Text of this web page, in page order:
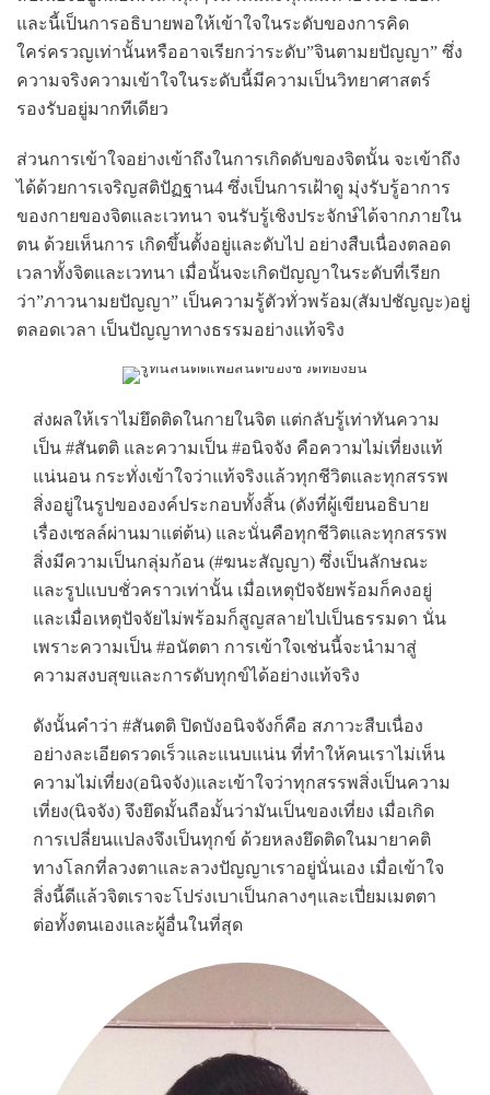
และนี้เป็นการอธิบายพอให้เข้าใจในระดับของการคิด
ใคร่ครวญเท่านั้นหรืออาจเรียกว่าระดับ”จินตามยปัญญา” ซึ่ง
ความจริงความเข้าใจในระดับนี้มีความเป็นวิทยาศาสตร์
รองรับอยู่มากทีเดียว
ส่วนการเข้าใจอย่างเข้าถึงในการเกิดดับของจิตนั้น จะเข้าถึง
ได้ด้วยการเจริญสติปัฏฐาน4 ซึ่งเป็นการเฝ้าดู มุ่งรับรู้อาการ
ของกายของจิตและเวทนา จนรับรู้เชิงประจักษ์ได้จากภายใน
ตน ด้วยเห็นการ เกิดขึ้นตั้งอยู่และดับไป อย่างสืบเนื่องตลอด
เวลาทั้งจิตและเวทนา เมื่อนั้นจะเกิดปัญญาในระดับที่เรียก
ว่า”ภาวนามยปัญญา” เป็นความรู้ตัวทั่วพร้อม(สัมปชัญญะ)อยู่
ตลอดเวลา เป็นปัญญาทางธรรมอย่างแท้จริง
ส่งผลให้เราไม่ยึดติดในกายในจิต แต่กลับรู้เท่าทันความ
เป็น #สันตติ และความเป็น #อนิจจัง คือความไม่เที่ยงแท้
แน่นอน กระทั่งเข้าใจว่าแท้จริงแล้วทุกชีวิตและทุกสรรพ
สิ่งอยู่ในรูปขององค์ประกอบทั้งสิ้น (ดังที่ผู้เขียนอธิบาย
เรื่องเซลล์ผ่านมาแต่ต้น) และนั่นคือทุกชีวิตและทุกสรรพ
สิ่งมีความเป็นกลุ่มก้อน (#ฆนะสัญญา) ซึ่งเป็นลักษณะ
และรูปแบบชั่วคราวเท่านั้น เมื่อเหตุปัจจัยพร้อมก็คงอยู่
และเมื่อเหตุปัจจัยไม่พร้อมก็สูญสลายไปเป็นธรรมดา นั่น
เพราะความเป็น #อนัตตา การเข้าใจเช่นนี้จะนำมาสู่
ความสงบสุขและการดับทุกข์ได้อย่างแท้จริง
ดังนั้นคำว่า #สันตติ ปิดบังอนิจจังก็คือ สภาวะสืบเนื่อง
อย่างละเอียดรวดเร็วและแนบแน่น ที่ทำให้คนเราไม่เห็น
ความไม่เที่ยง(อนิจจัง)และเข้าใจว่าทุกสรรพสิ่งเป็นความ
เที่ยง(นิจจัง) จึงยึดมั้นถือมั้นว่ามันเป็นของเที่ยง เมื่อเกิด
การเปลี่ยนแปลงจึงเป็นทุกข์ ด้วยหลงยึดติดในมายาคติ
ทางโลกที่ลวงตาและลวงปัญญาเราอยู่นั่นเอง เมื่อเข้าใจ
สิ่งนี้ดีแล้วจิตเราจะโปร่งเบาเป็นกลางๆและเปี่ยมเมตตา
ต่อทั้งตนเองและผู้อื่นในที่สุด